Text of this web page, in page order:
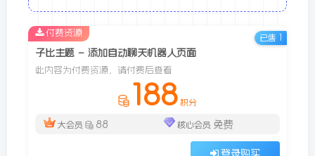
子比主题 – 添加自动聊天机器人页面
此内容为付费资源，请付费后查看
188 积分
大会员 88 核心会员 免费
登录购买
付费资源
已售 1